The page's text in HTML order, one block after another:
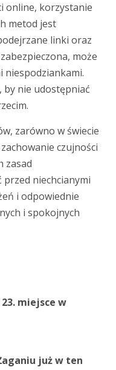
online, korzystanie
metod jest
linki oraz
może
niespodziankami.
nie udostępniać
zarówno w świecie
czujności
zasad
niechcianymi
i odpowiednie
i spokojnych
miejsce w
już w ten